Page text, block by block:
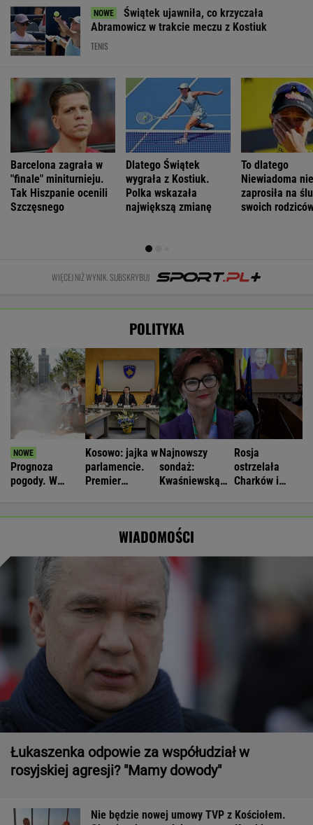
Świątek ujawniła, co krzyczała
Abramowicz w trakcie meczu z Kostiuk
TENIS
Barcelona zagrała w
"finale" miniturnieju.
Tak Hiszpanie ocenili
Szczęsnego
Dlatego Świątek
wygrała z Kostiuk.
Polka wskazała
największą zmianę
To dlatego
Niewiadoma nie
zaprosiła na
swoich
WIĘCEJ NIŻ WYNIK. SUBSKRYBUJ
POLITYKA
Prognoza
pogody. W
Kosowo: jajka w
parlamencie.
Premier
Najnowszy
sondaż:
Kwaśniewską
Rosja
ostrzelała
Charków i
WIADOMOŚCI
Łukaszenka odpowie za współudział w
rosyjskiej agresji? "Mamy dowody"
Nie będzie nowej umowy TVP z Kościołem.